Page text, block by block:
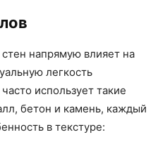
напрямую влияет на
легкость
использует такие
бетон и камень, каждый
в текстуре: